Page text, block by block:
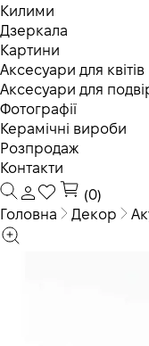
Килими
Дзеркала
Картини
Аксесуари для квітів
Аксесуари для
Фотографії
Керамічні вироби
Розпродаж
Контакти
(0)
Головна
Декор